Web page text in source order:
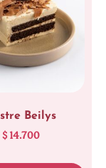
Beilys
$14.700